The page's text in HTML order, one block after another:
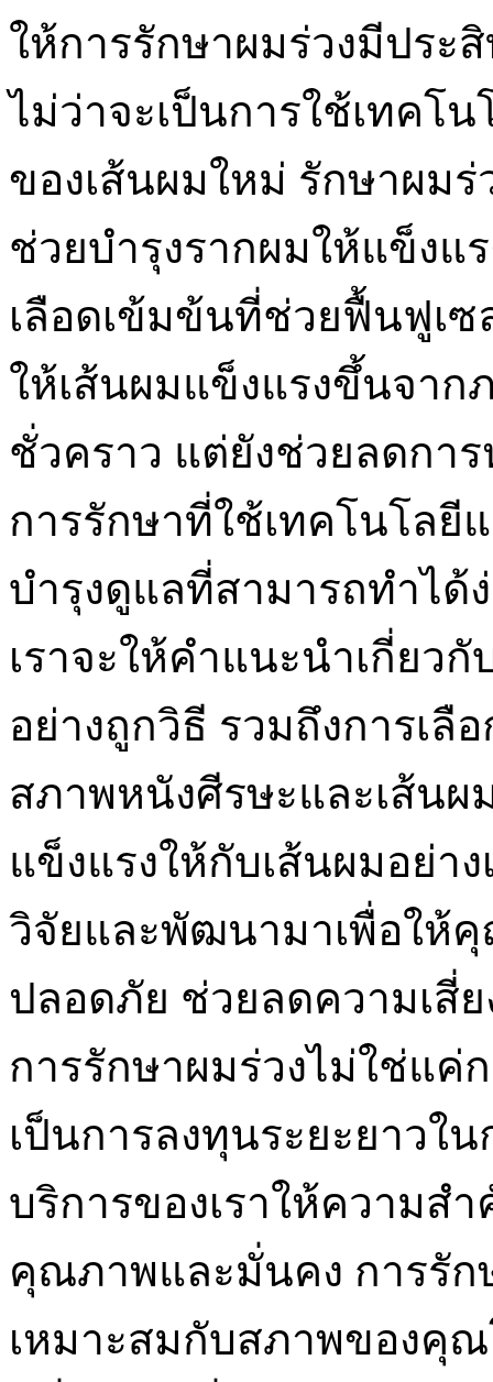
ให้การรักษาผมร่วงมีประ
ไม่ว่าจะเป็นการใช้เทคโ
ของเส้นผมใหม่ รักษาผม
ช่วยบำรุงรากผมให้แข็งแ
เลือดเข้มข้นที่ช่วยฟื้นฟูเ
ให้เส้นผมแข็งแรงขึ้นจาก
ชั่วคราว แต่ยังช่วยลดกา
การรักษาที่ใช้เทคโนโลยี
บำรุงดูแลที่สามารถทำได้
เราจะให้คำแนะนำเกี่ยว
อย่างถูกวิธี รวมถึงการเ
สภาพหนังศีรษะและเส้นผ
แข็งแรงให้กับเส้นผมอย่า
วิจัยและพัฒนามาเพื่อให้
ปลอดภัย ช่วยลดความเสี่
การรักษาผมร่วงไม่ใช่แ
เป็นการลงทุนระยะยาวใ
บริการของเราให้ความส
คุณภาพและมั่นคง การรั
เหมาะสมกับสภาพของคุณ